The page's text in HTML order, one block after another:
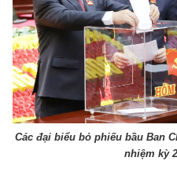
Các đại biểu bỏ phiếu bầu Ban
nhiệm kỳ